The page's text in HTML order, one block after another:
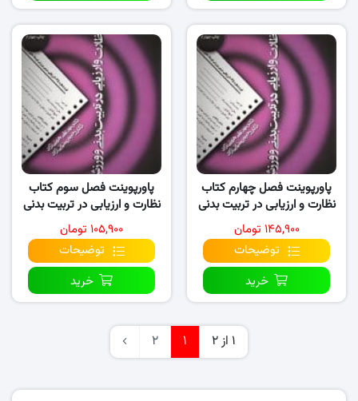
پاورپوینت فصل چهارم کتاب
نظارت و ارزیابی در تربیت بدنی
و ورزش
۱۴۵,۹۰۰ تومان
توضیحات
خرید
پاورپوینت فصل سوم کتاب
نظارت و ارزیابی در تربیت بدنی
و ورزش
۱۰۵,۹۰۰ تومان
توضیحات
خرید
1 از 2 1
2